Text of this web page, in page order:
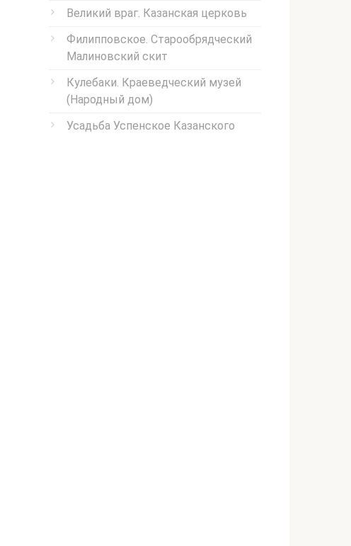
Великий враг. Казанская церковь
Филипповское. Старообрядческий
Малиновский скит
Кулебаки. Краеведческий музей
(Народный дом)
Усадьба Успенское Казанского